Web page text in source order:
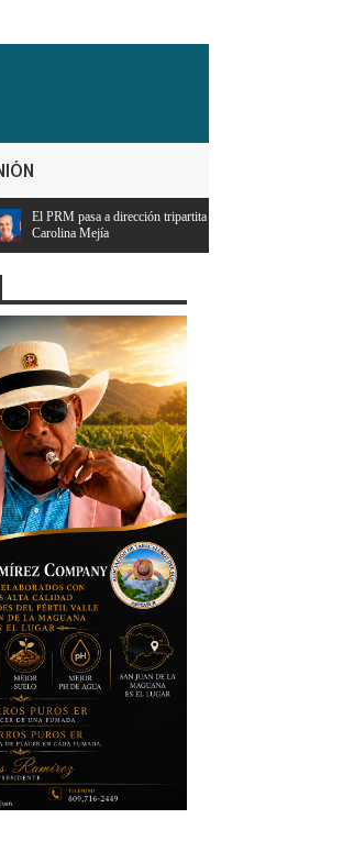
masculina y deja atrás el liderazgo femenino de